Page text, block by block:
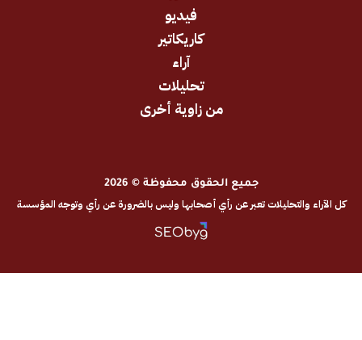
من زاوية أخرى
جميع الحقوق محفوظة © 2026
تعبر عن رأي أصحابها وليس بالضرورة عن رأي وتوجه المؤسسة